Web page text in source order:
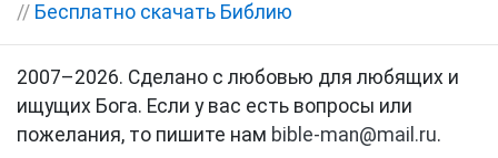
// Бесплатно скачать Библию
2007–2026. Сделано с любовью для любящих и
ищущих Бога. Если у вас есть вопросы или
пожелания, то пишите нам bible-man@mail.ru.